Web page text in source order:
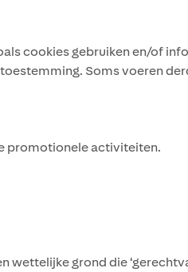
cookies gebruiken en/of
Soms voeren
promotionele activiteiten.
wettelijke grond die